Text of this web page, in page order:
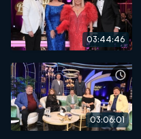
03:44:46
03:06:01